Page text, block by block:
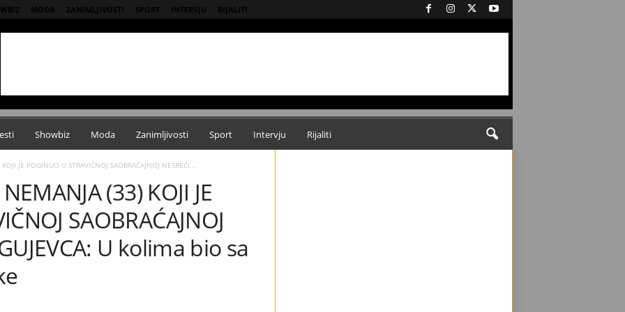
MODA ZANIMLJIVOSTI SPORT INTERVJU RIJALITI
Showbiz Moda Zanimljivosti Sport Intervju Rijaliti
JE POGINUO U STRAVIČNOJ SAOBRAĆAJNOJ NESREĆI...
(33) KOJI JE
SAOBRAĆAJNOJ
U kolima bio sa